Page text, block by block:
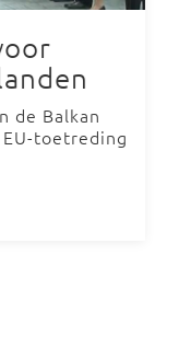
de Balkan
toetreding